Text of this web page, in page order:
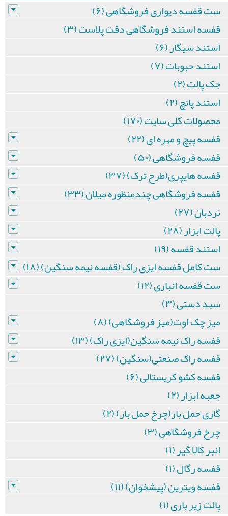
ست قفسه دیواری فروشگاهی (۶)
قفسه استند فروشگاهی دقت پلاست (۳)
استند سیگار (۶)
استند حبوبات (۷)
جک پالت (۲)
استند پانچ (۲)
محصولات کلی سایت (۱۷۰)
قفسه پیچ و مهره ای (۲۲)
قفسه فروشگاهی (۵۰)
قفسه هایپری(طرح ترک) (۳۷)
قفسه فروشگاهی چندمنظوره میلان (۳۳)
نردبان (۲۷)
پالت ابزار (۲۸)
استند قفسه (۱۹)
ست کامل قفسه ایزی راک (قفسه نیمه سنگین) (۱۸)
ست قفسه انباری (۱۲)
سبد دستی (۳)
میز چک اوت(میز فروشگاهی) (۸)
قفسه راک نیمه سنگین(ایزی راک) (۱۳)
قفسه راک صنعتی(سنگین) (۲۷)
قفسه کشو کریستالی (۶)
جعبه ابزار (۲)
گاری حمل بار(چرخ حمل بار) (۲)
چرخ فروشگاهی (۳)
انبر کالا گیر (۱)
قفسه رگال (۱)
قفسه ویترین (پیشخوان) (۱۱)
پالت زیر باری (۱)